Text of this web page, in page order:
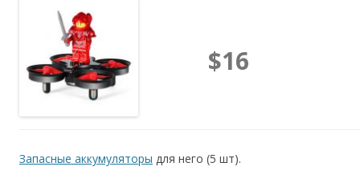
$16
Запасные аккумуляторы для него (5 шт).